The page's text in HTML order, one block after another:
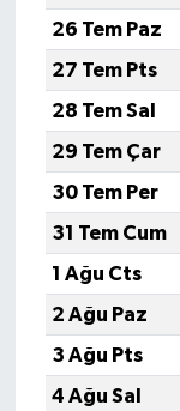
26 Tem Paz
27 Tem Pts
28 Tem Sal
29 Tem Çar
30 Tem Per
31 Tem Cum
1 Ağu Cts
2 Ağu Paz
3 Ağu Pts
4 Ağu Sal